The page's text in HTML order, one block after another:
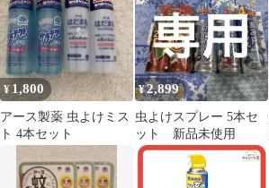
よけスプレー
ライタイプ 侵入防止 害
虫駆除 殺虫剤
¥ 1,800
アース製薬 虫よけミス
ト 4本セット
¥2,899
虫よけスプレー 5本セ
ット 新品未使用